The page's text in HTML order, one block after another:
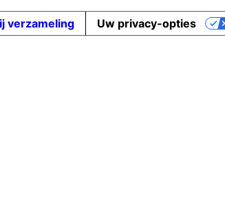
verzameling Uw privacy-opties